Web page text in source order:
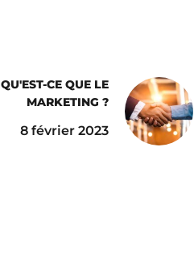
QU'EST-CE QUE LE
MARKETING ?
8 février 2023